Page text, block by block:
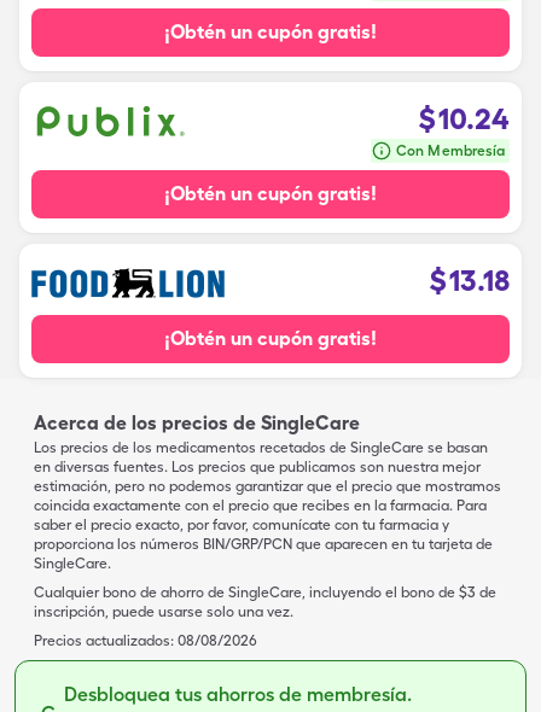
¡Obtén un cupón gratis!
$10.24
Con Membresía
¡Obtén un cupón gratis!
$13.18
¡Obtén un cupón gratis!
Acerca de los precios de SingleCare
Los precios de los medicamentos recetados de SingleCare se basan
en diversas fuentes. Los precios que publicamos son nuestra mejor
estimación, pero no podemos garantizar que el precio que mostramos
coincida exactamente con el precio que recibes en la farmacia. Para
saber el precio exacto, por favor, comunícate con tu farmacia y
proporciona los números BIN/GRP/PCN que aparecen en tu tarjeta de
SingleCare.
Cualquier bono de ahorro de SingleCare, incluyendo el bono de $3 de
inscripción, puede usarse solo una vez.
Precios actualizados: 08/08/2026
Desbloquea tus ahorros de membresía.